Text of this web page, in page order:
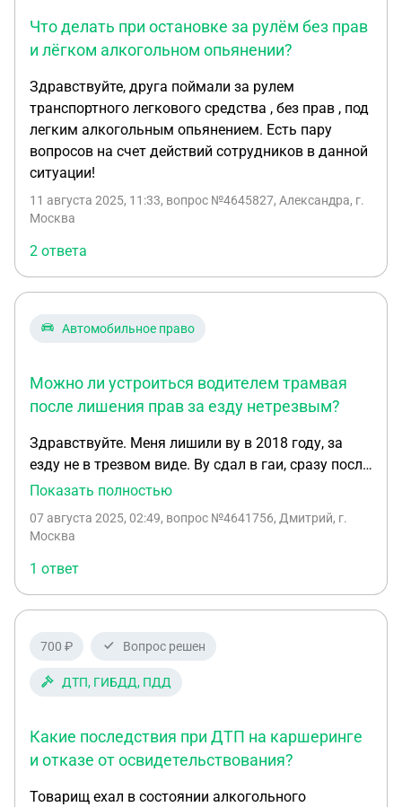
Что делать при остановке за рулём без прав
и лёгком алкогольном опьянении?
Здравствуйте, друга поймали за рулем
транспортного легкового средства , без прав , под
легким алкогольным опьянением. Есть пару
вопросов на счет действий сотрудников в данной
ситуации!
11 августа 2025, 11:33, вопрос №4645827, Александра, г.
Москва
2 ответа
Автомобильное право
Можно ли устроиться водителем трамвая
после лишения прав за езду нетрезвым?
Здравствуйте. Меня лишили ву в 2018 году, за
езду не в трезвом виде. Ву сдал в гаи, сразу после
суда. Права давно уже вернули, больше ву меня
штрафы: Превышение скорости, езда по
трамвая?
Показать полностью
07 августа 2025, 02:49, вопрос №4641756, Дмитрий, г.
Москва
1 ответ
700 ₽ Вопрос решен
ДТП, ГИБДД, ПДД
Какие последствия при ДТП на каршеринге
и отказе от освидетельствования?
Товарищ ехал в состоянии алкогольного